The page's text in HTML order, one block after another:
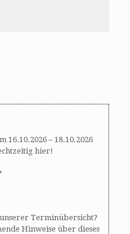
16.10.2026 – 18.10.2026
hier!
Terminübersicht?
Hinweise über dieses